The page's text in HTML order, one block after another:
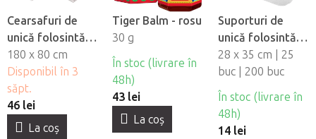
Cearsafuri de
unică folosintă
impermeabile
Fabulo, 10 buc
180 x 80 cm
Disponibil în 3
săpt.
46 lei
La coş
Tiger Balm - rosu
30 g
În stoc (livrare în
48h)
43 lei
La coş
Suporturi de
unică folosintă
pentru orificiul
fetei din material
netesut Fabulo
28 x 35 cm | 25
buc | 200 buc
În stoc (livrare în
48h)
14 lei